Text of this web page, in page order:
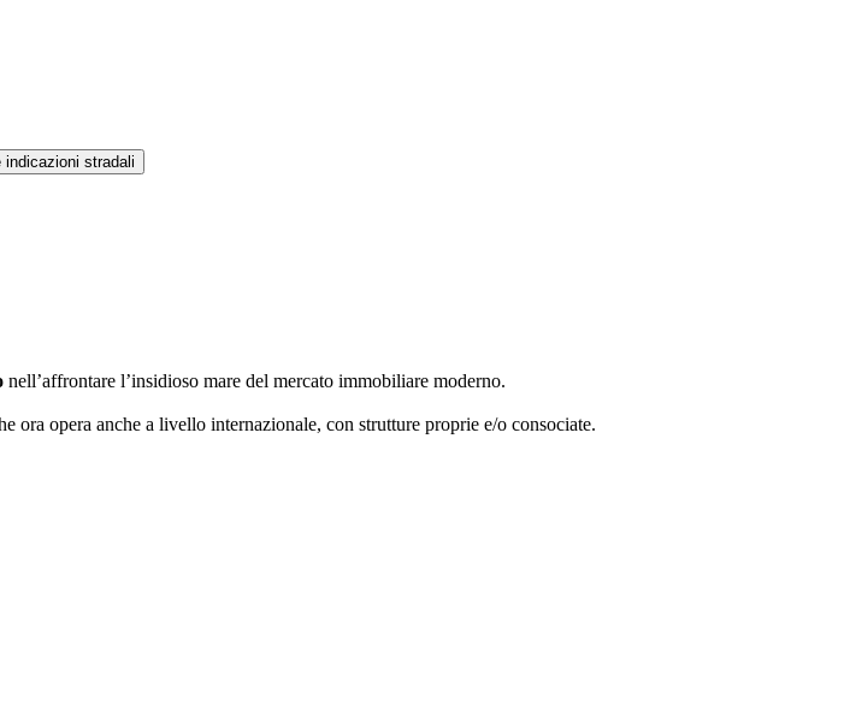
nell’affrontare l’insidioso mare del mercato immobiliare moderno.
ora opera anche a livello internazionale, con strutture proprie e/o consociate.